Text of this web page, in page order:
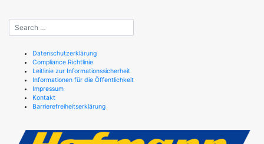
Datenschutzerklärung
Compliance Richtlinie
Leitlinie zur Informationssicherheit
Informationen für die Öffentlichkeit
Impressum
Kontakt
Barrierefreiheitserklärung